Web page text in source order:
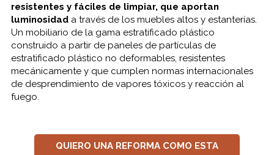
resistentes y fáciles de limpiar, que aportan
luminosidada través de los muebles altos y estanterías.
Un mobiliario de la gama estratificado plástico
construido a partir de paneles de partículas de
estratificado plástico no deformables, resistentes
mecánicamente y que cumplen normas internacionales
de desprendimiento de vapores tóxicos y reacción al
fuego.
QUIERO UNA REFORMA COMO ESTA